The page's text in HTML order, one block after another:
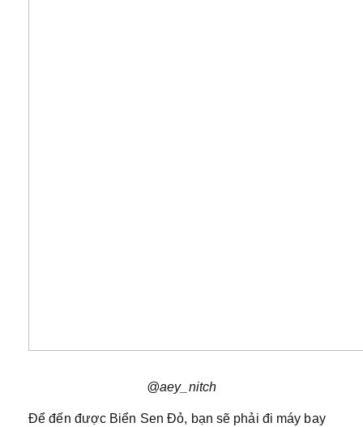
@aey_nitch
Để đến được Biển Sen Đỏ, bạn sẽ phải đi máy bay